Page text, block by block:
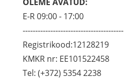
E-R 09:00 - 17:00
----------------------------------------
Registrikood:12128219
KMKR nr: EE101522458
Tel: (+372) 5354 2238